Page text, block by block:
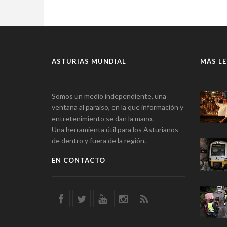
ASTURIAS MUNDIAL
Somos un medio independiente, una
ventana al paraíso, en la que información y
entretenimiento se dan la mano.
Una herramienta útil para los Asturianos
de dentro y fuera de la región.
EN CONTACTO
MÁS